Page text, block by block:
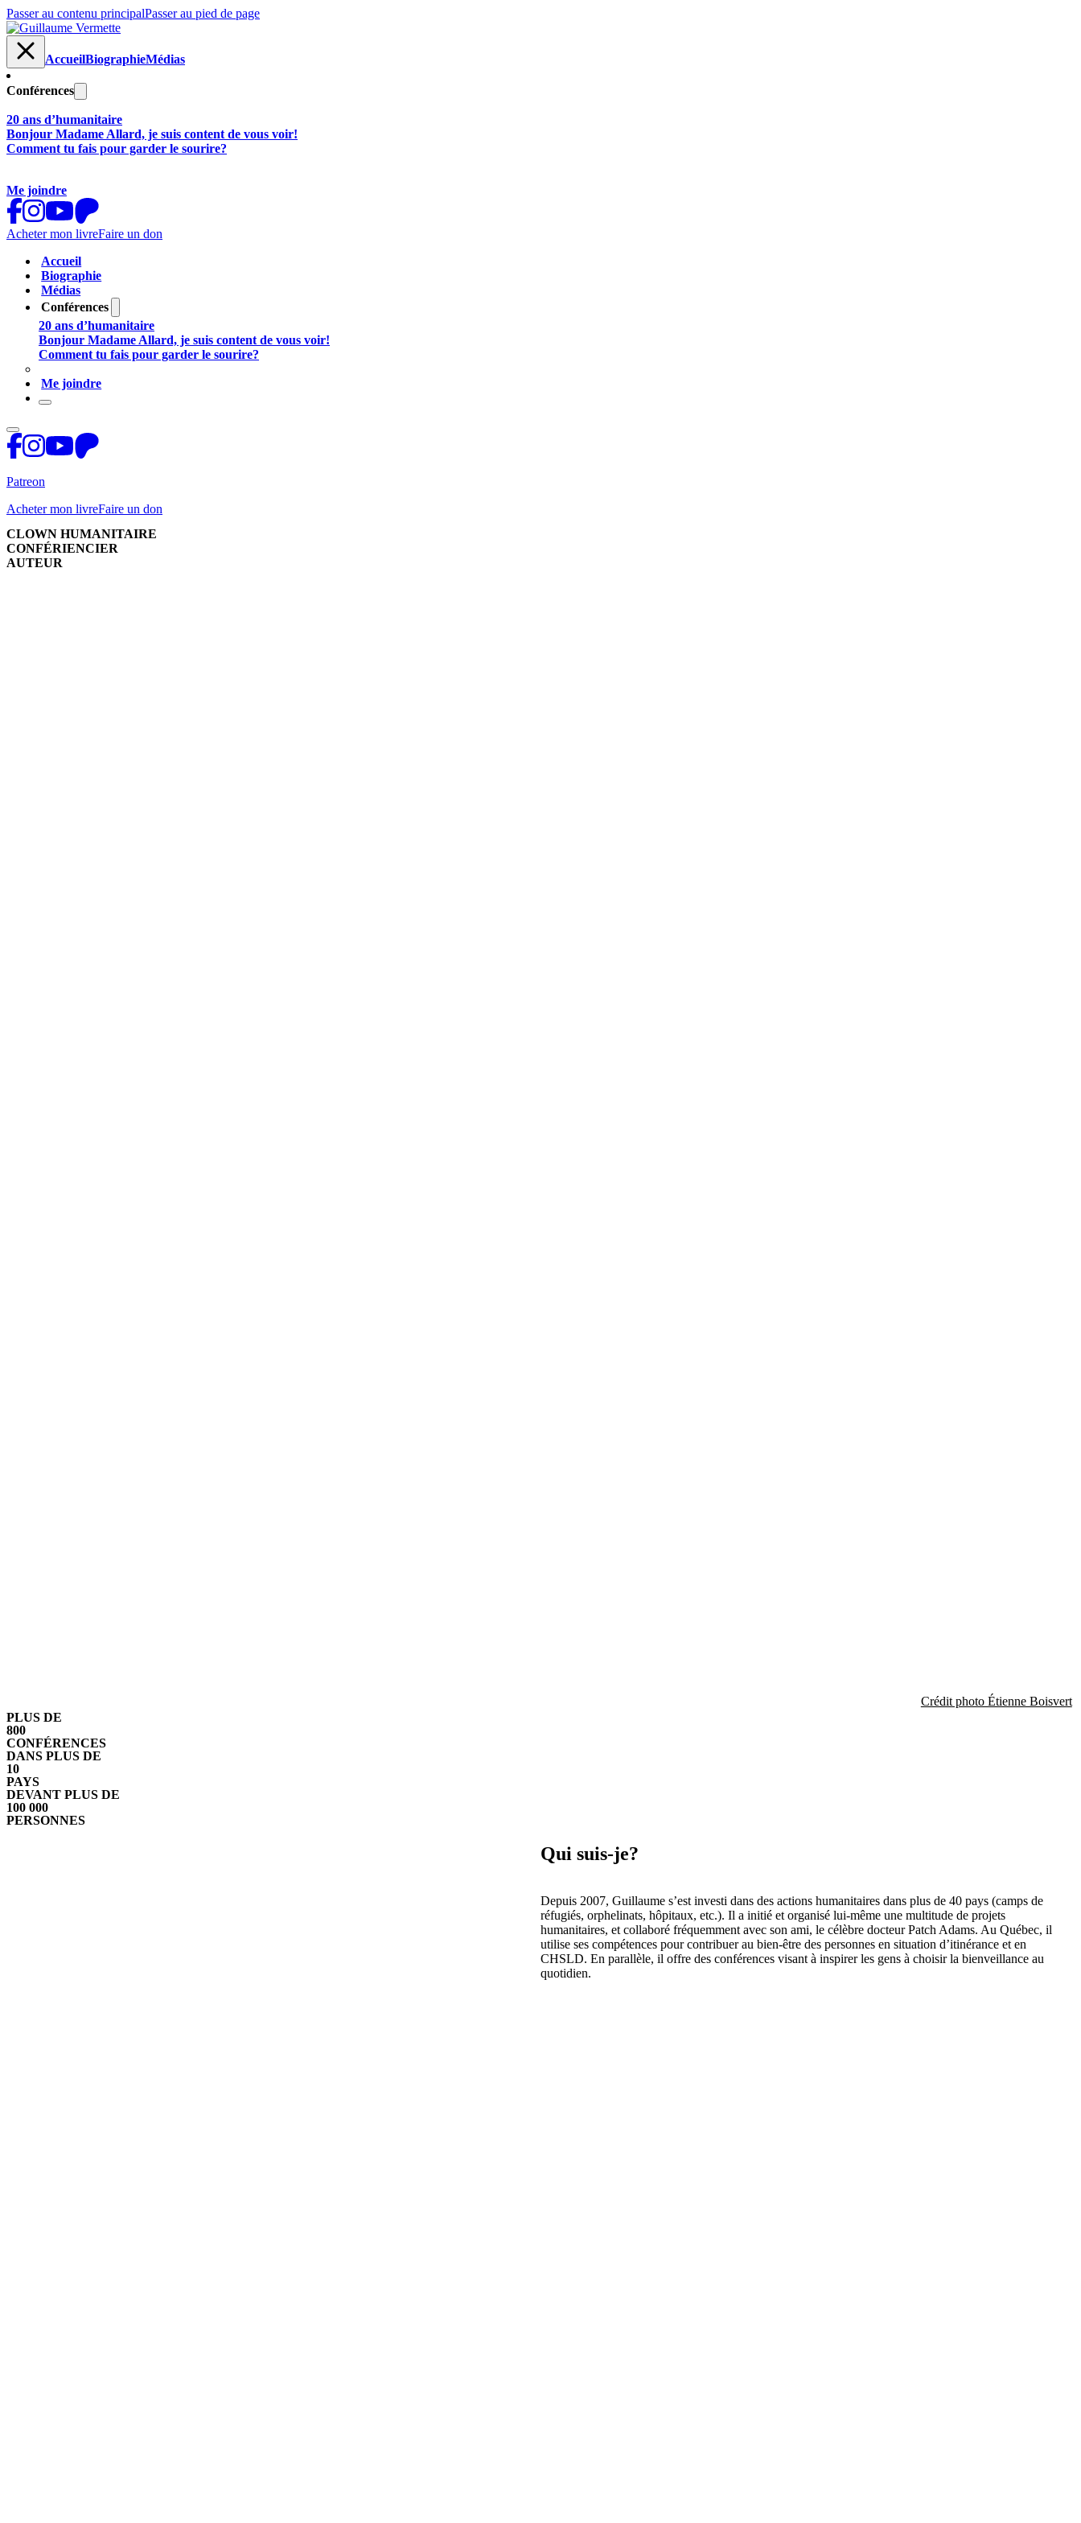
Passer au contenu principalPasser au pied de page
AccueilBiographieMédias
Conférences
20 ans d’humanitaire
Bonjour Madame Allard, je suis content de vous voir!
Comment tu fais pour garder le sourire?
Me joindre
Acheter mon livreFaire un don
Accueil
Biographie
Médias
Conférences
20 ans d’humanitaire
Bonjour Madame Allard, je suis content de vous voir!
Comment tu fais pour garder le sourire?
Me joindre
Patreon
Acheter mon livreFaire un don
CLOWN HUMANITAIRE
CONFÉRIENCIER
AUTEUR
Crédit photo Étienne Boisvert
PLUS DE
800
CONFÉRENCES
DANS PLUS DE
10
PAYS
DEVANT PLUS DE
100 000
PERSONNES
Qui suis-je?
Depuis 2007, Guillaume s’est investi dans des actions humanitaires dans plus de 40 pays (camps de
réfugiés, orphelinats, hôpitaux, etc.). Il a initié et organisé lui-même une multitude de projets
humanitaires, et collaboré fréquemment avec son ami, le célèbre docteur Patch Adams. Au Québec, il
utilise ses compétences pour contribuer au bien-être des personnes en situation d’itinérance et en
CHSLD. En parallèle, il offre des conférences visant à inspirer les gens à choisir la bienveillance au
quotidien.